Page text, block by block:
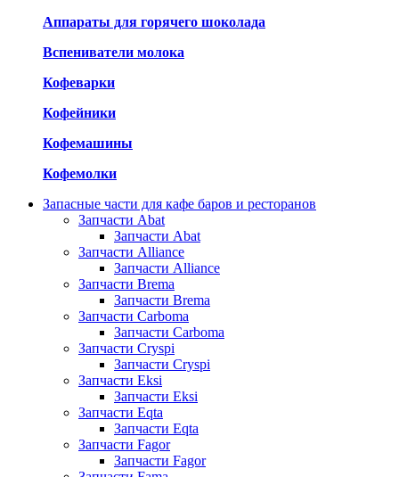
Аппараты для горячего шоколада
Вспениватели молока
Кофеварки
Кофейники
Кофемашины
Кофемолки
Запасные части для кафе баров и ресторанов
Запчасти Abat
Запчасти Abat
Запчасти Alliance
Запчасти Alliance
Запчасти Brema
Запчасти Brema
Запчасти Carboma
Запчасти Carboma
Запчасти Cryspi
Запчасти Cryspi
Запчасти Eksi
Запчасти Eksi
Запчасти Eqta
Запчасти Eqta
Запчасти Fagor
Запчасти Fagor